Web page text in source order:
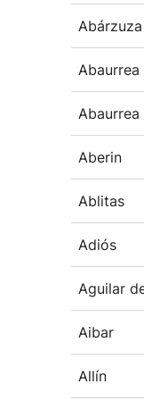
Abárzuza
Abaurrea
Abaurrea
Aberin
Ablitas
Adiós
Aguilar
Aibar
Allín